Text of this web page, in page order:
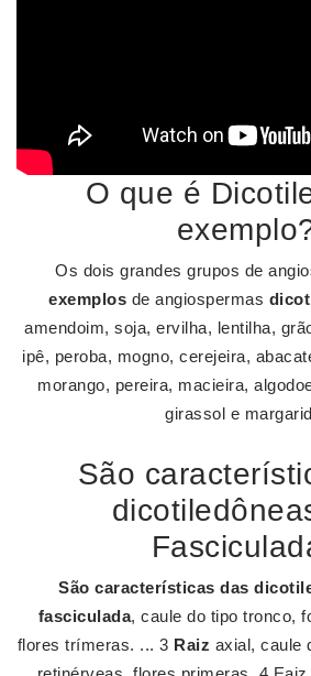
O que é
Os dois grandes grupos de
exemplos de angiospermas
amendoim, soja, ervilha, lentilha,
ipê, peroba, mogno, cerejeira,
morango, pereira, macieira,
girassol e
São
São características das
fasciculada, caule do tipo tronco,
flores trímeras. ... 3 Raiz axial, caule